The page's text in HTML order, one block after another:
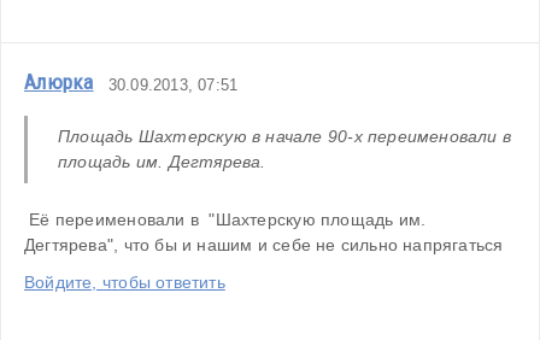
Алюрка 30.09.2013, 07:51
Площадь Шахтерскую в начале 90-х переименовали в
площадь им. Дегтярева.
Дегтярева", что бы и нашим и себе не сильно напрягаться
Войдите, чтобы ответить